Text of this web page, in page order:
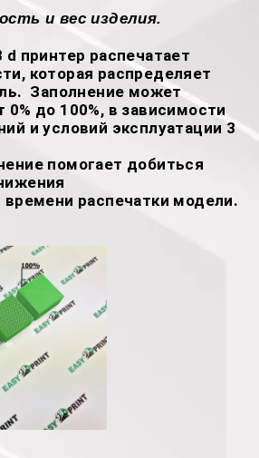
и вес изделия.
принтер распечатает
которая распределяет
Заполнение может
0% до 100%, в зависимости
и условий эксплуатации 3
помогает добиться
распечатки модели.